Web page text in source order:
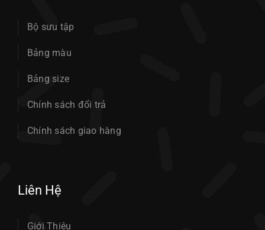
Bộ sưu tập
Bảng màu
Bảng size
Chính sách đổi trả
Chính sách giao hàng
Liên Hệ
Giới Thiệu